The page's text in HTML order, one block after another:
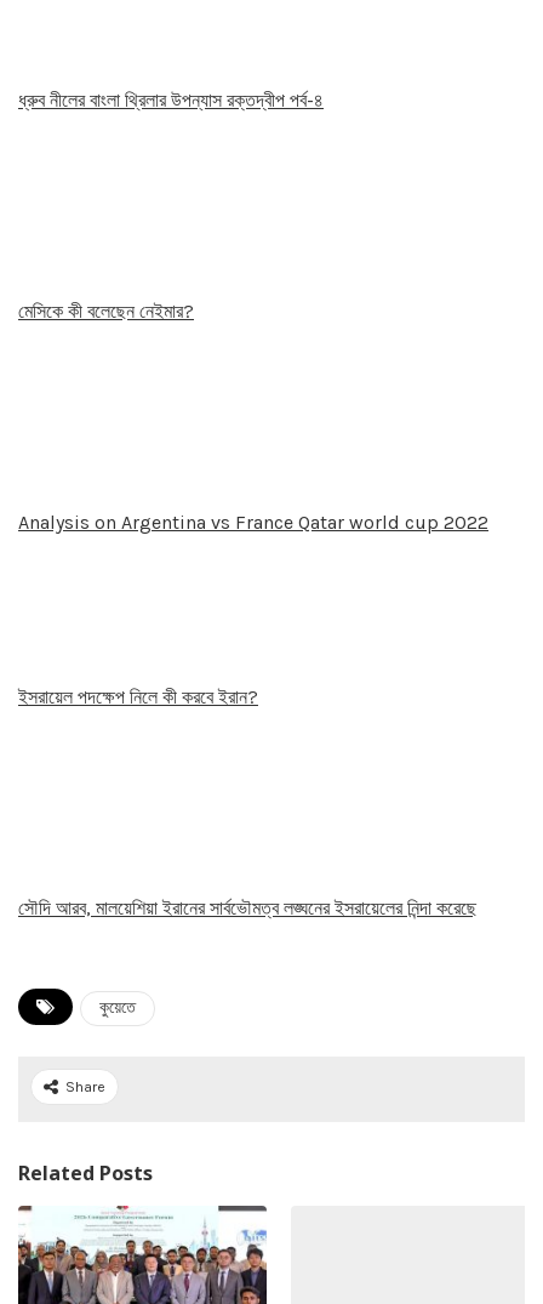
ধ্রুব নীলের বাংলা থ্রিলার উপন্যাস রক্তদ্বীপ পর্ব-৪
মেসিকে কী বলেছেন নেইমার?
Analysis on Argentina vs France Qatar world cup 2022
ইসরায়েল পদক্ষেপ নিলে কী করবে ইরান?
সৌদি আরব, মালয়েশিয়া ইরানের সার্বভৌমত্ব লঙ্ঘনের ইসরায়েলের নিন্দা করেছে
কুয়েতে
Share
Related Posts